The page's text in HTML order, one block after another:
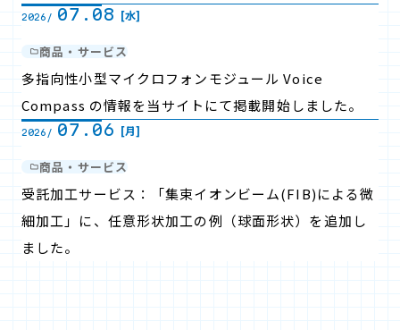
2026/ 07.08 [水]
商品・サービス
多指向性小型マイクロフォンモジュール Voice
Compass の情報を当サイトにて掲載開始しました。
2026/ 07.06 [月]
商品・サービス
受託加工サービス：「集束イオンビーム(FIB)による微
細加工」に、任意形状加工の例（球面形状）を追加し
ました。